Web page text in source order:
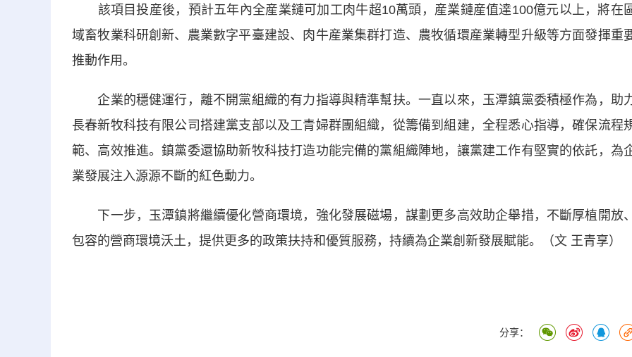
該項目投産後，預計五年內全産業鏈可加工肉牛超10萬頭，産業鏈産值達100億元以上，將在
域畜牧業科研創新、農業數字平臺建設、肉牛産業集群打造、農牧循環産業轉型升級等方面發揮重
推動作用。
企業的穩健運行，離不開黨組織的有力指導與精準幫扶。一直以來，玉潭鎮黨委積極作為，助
長春新牧科技有限公司搭建黨支部以及工青婦群團組織，從籌備到組建，全程悉心指導，確保流程
範、高效推進。鎮黨委還協助新牧科技打造功能完備的黨組織陣地，讓黨建工作有堅實的依託，為
業發展注入源源不斷的紅色動力。
下一步，玉潭鎮將繼續優化營商環境，強化發展磁場，謀劃更多高效助企舉措，不斷厚植開放、
包容的營商環境沃土，提供更多的政策扶持和優質服務，持續為企業創新發展賦能。（文 王青享）
分享：